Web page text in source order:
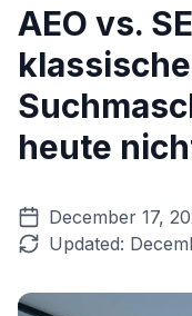
AEO vs.
klassische
heute
December 17,
Updated: